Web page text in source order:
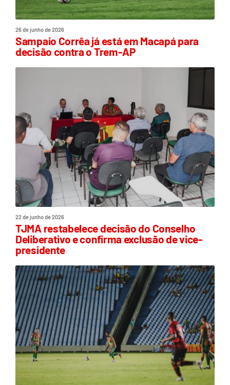
26 de junho de 2026
Sampaio Corrêa já está em Macapá para
decisão contra o Trem-AP
22 de junho de 2026
TJMA restabelece decisão do Conselho
Deliberativo e confirma exclusão de vice-
presidente